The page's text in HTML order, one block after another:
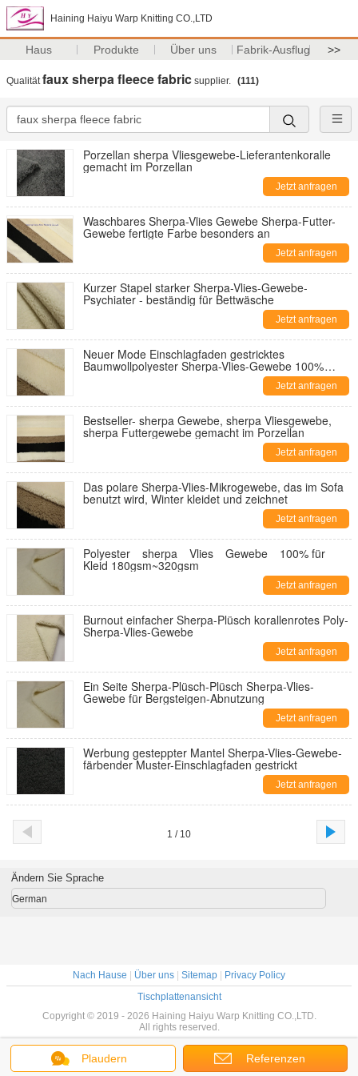
Haining Haiyu Warp Knitting CO.,LTD
Haus Produkte Über uns Fabrik-Ausflug >>
Qualitätfaux sherpa fleece fabric supplier. (111)
Porzellan sherpa Vliesgewebe-Lieferantenkoralle
gemacht im Porzellan
Jetzt anfragen
Waschbares Sherpa-Vlies Gewebe Sherpa-Futter-
Gewebe fertigte Farbe besonders an
Jetzt anfragen
Kurzer Stapel starker Sherpa-Vlies-Gewebe-
Psychiater - beständig für Bettwäsche
Jetzt anfragen
Neuer Mode Einschlagfaden gestricktes
Baumwollpolyester Sherpa-Vlies-Gewebe 100%
Jetzt anfragen
Bestseller- sherpa Gewebe, sherpa Vliesgewebe,
sherpa Futtergewebe gemacht im Porzellan
Jetzt anfragen
Das polare Sherpa-Vlies-Mikrogewebe, das im Sofa
benutzt wird, Winter kleidet und zeichnet
Jetzt anfragen
Polyester sherpa Vlies Gewebe 100% für
Kleid 180gsm~320gsm
Jetzt anfragen
Burnout einfacher Sherpa-Plüsch korallenrotes Poly-
Sherpa-Vlies-Gewebe
Jetzt anfragen
Ein Seite Sherpa-Plüsch-Plüsch Sherpa-Vlies-
Gewebe für Bergsteigen-Abnutzung
Jetzt anfragen
Werbung gesteppter Mantel Sherpa-Vlies-Gewebe-
färbender Muster-Einschlagfaden gestrickt
Jetzt anfragen
1 / 10
Plaudern Referenzen
Ändern Sie Sprache
German
Nach Hause Über uns Sitemap
Privacy Policy
Tischplattenansicht
Copyright © 2019 - 2026 Haining Haiyu Warp Knitting CO.,LTD.
All rights reserved.